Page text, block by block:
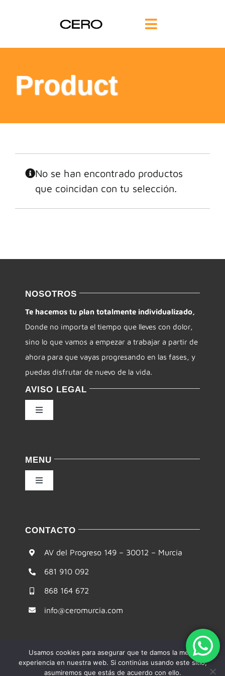
Toggle
Navigation
FILOSOFÍA
TE AYUDAMOS
FORMACIÓN
COMUNIDAD
CONTACTO
Product
No se han encontrado productos
que coincidan con tu selección.
NOSOTROS
Te hacemos tu plan totalmente individualizado,
Donde no importa el tiempo que lleves con dolor,
sino lo que vamos a empezar a trabajar a partir de
ahora para que vayas progresando en las fases, y
puedas disfrutar de nuevo de la vida.
AVISO LEGAL
Toggle
Navigation
Condiciones de uso
Accesibilidad
Mapa del sitio
MENU
Toggle
Navigation
Te ayudamos
Formación
CONTACTO
AV del Progreso 149 – 30012 – Murcia
681 910 092
868 164 672
info@ceromurcia.com
Usamos cookies para asegurar que te damos la mejor
experiencia en nuestra web. Si continúas usando este sitio,
asumiremos que estás de acuerdo con ello.